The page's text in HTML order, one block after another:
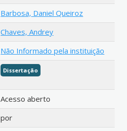
Barbosa, Daniel Queiroz
Chaves, Andrey
Não Informado pela instituição
Dissertação
Acesso aberto
por